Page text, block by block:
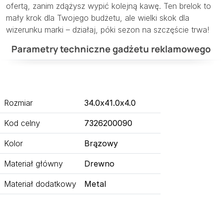
ofertą, zanim zdążysz wypić kolejną kawę. Ten brelok to
mały krok dla Twojego budżetu, ale wielki skok dla
wizerunku marki – działaj, póki sezon na szczęście trwa!
Parametry techniczne gadżetu reklamowego
Rozmiar 34.0x41.0x4.0
Kod celny 7326200090
Kolor Brązowy
Materiał główny Drewno
Materiał dodatkowy Metal